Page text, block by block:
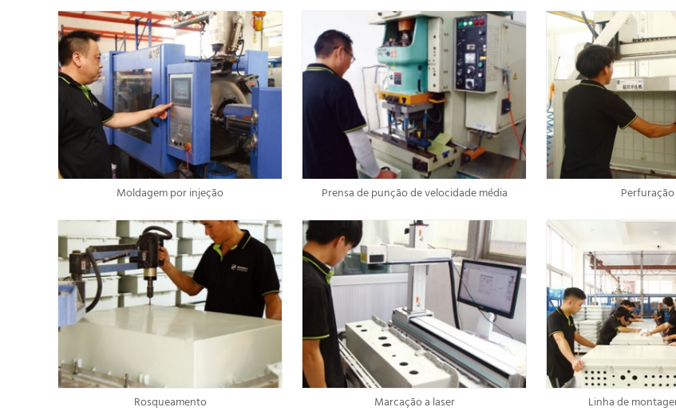
Moldagem por injeção Prensa de punção de velocidade média Perfuração
Rosqueamento Marcação a laser Linha de